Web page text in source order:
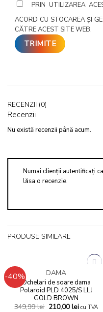
PRIN UTILIZAREA
ACORD CU STOCAREA ȘI
CĂTRE ACEST SITE WEB.
RECENZII (0)
Recenzii
Nu există recenzii până acum.
Numai clienții autentificați
lăsa o recenzie.
PRODUSE SIMILARE
-40%
wishlist
STOC EPUIZAT
DAMA
Ochelari de soare dama
Polaroid PLD 4025/S LLJ
GOLD BROWN
349,99lei 210,00lei cu TVA